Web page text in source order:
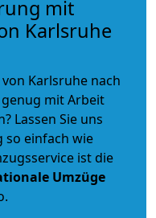
mit
Karlsruhe
Karlsruhe nach
mit Arbeit
Lassen Sie uns
so einfach wie
ist die
Umzüge